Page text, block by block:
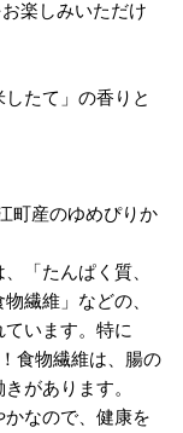
楽しみいただけ
たて」の香りと
町産のゆめぴりか
「たんぱく質、
繊維」などの、
います。特に
食物繊維は、腸の
があります。
なので、健康を